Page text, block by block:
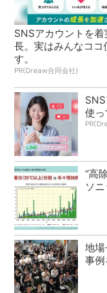
SNSアカウントを着
長。実はみんなココ
す。
PR(Dreaw合同会社)
使っ
“高
ソ
地場
事